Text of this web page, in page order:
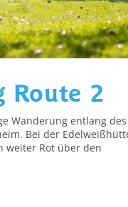
Route 2
Wanderung entlang des
Bei der
weiter Rot über den